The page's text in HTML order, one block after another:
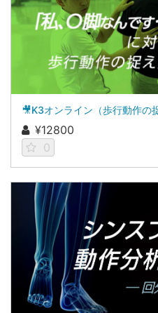
🎥K3オンライン（歩行動作の
¥12800
0